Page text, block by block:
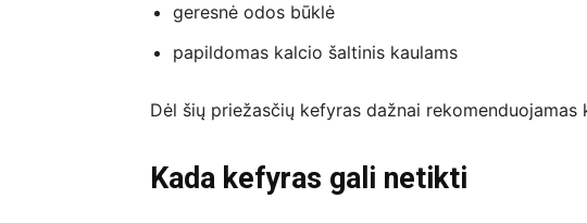
geresnė odos būklė
papildomas kalcio šaltinis kaulams
Dėl šių priežasčių kefyras dažnai
Kada kefyras gali netikti